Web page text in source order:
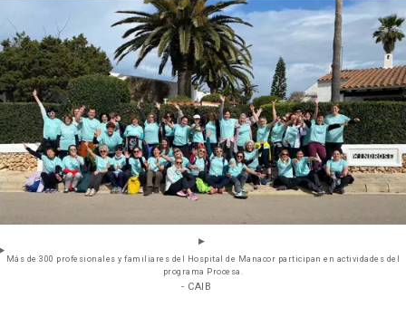
Más de 300 profesionales y familiares del Hospital de Manacor participan en actividades del
programa Procesa.
- CAIB